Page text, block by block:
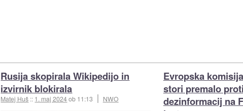
Rusija skopirala Wikipedijo in
izvirnik blokirala
Matej Huš :: 1. maj 2024ob 11:13 NWO
Evropska
stori premalo
dezinformacij na